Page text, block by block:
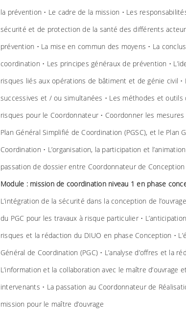
la prévention • Le cadre de la mission • Les
sécurité et de protection de la santé des différents
prévention • La mise en commun des moyens • La
coordination • Les principes généraux de prévention •
risques liés aux opérations de bâtiment et de génie civil •
successives et / ou simultanées • Les méthodes et outils
risques pour le Coordonnateur • Coordonner les
Plan Général Simplifié de Coordination (PGSC), et le Plan
Coordination • L’organisation, la participation et
passation de dossier entre Coordonnateur de
Module : mission de coordination niveau 1 en phase
L’intégration de la sécurité dans la conception de
du PGC pour les travaux à risque particulier •
risques et la rédaction du DIUO en phase Conception •
Général de Coordination (PGC) • L’analyse d’offres et la
L’information et la collaboration avec le maître d’ouvrage
intervenants • La passation au Coordonnateur de
mission pour le maître d’ouvrage